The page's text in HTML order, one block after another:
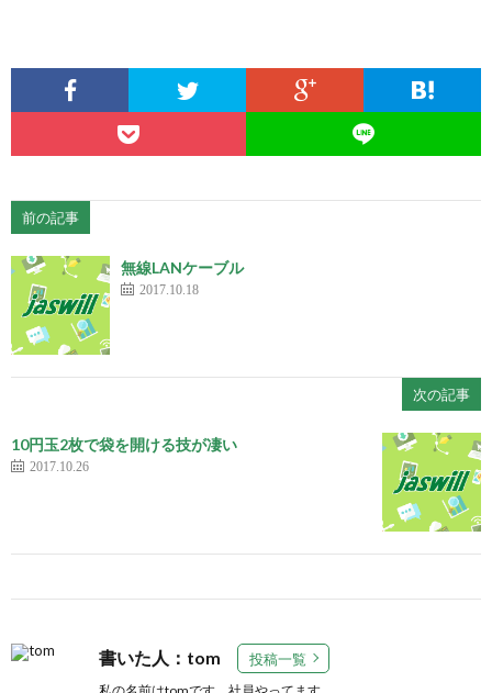
前の記事
無線LANケーブル
2017.10.18
次の記事
10円玉2枚で袋を開ける技が凄い
2017.10.26
書いた人：tom 投稿一覧